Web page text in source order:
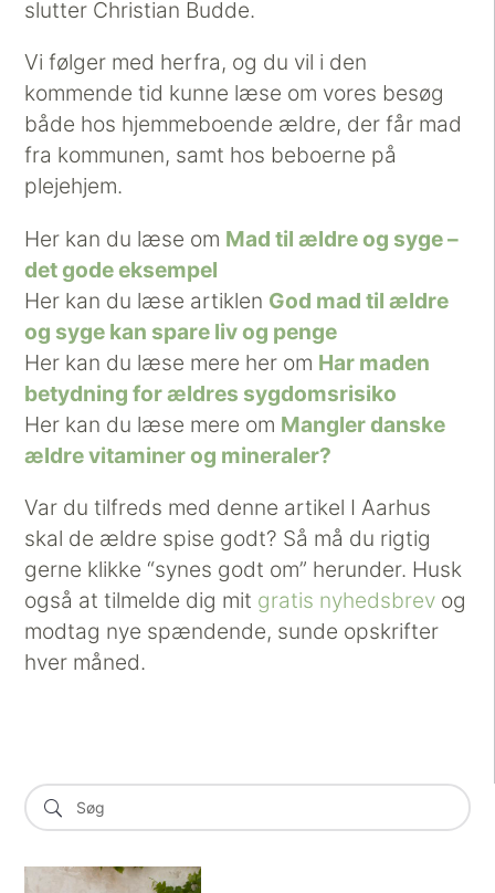
slutter Christian Budde.
Vi følger med herfra, og du vil i den
kommende tid kunne læse om vores besøg
både hos hjemmeboende ældre, der får mad
fra kommunen, samt hos beboerne på
plejehjem.
Her kan du læse om Mad til ældre og syge –
det gode eksempel
Her kan du læse artiklen God mad til ældre
og syge kan spare liv og penge
Her kan du læse mere her om Har maden
betydning for ældres sygdomsrisiko
Her kan du læse mere om Mangler danske
ældre vitaminer og mineraler?
Var du tilfreds med denne artikel I Aarhus
skal de ældre spise godt? Så må du rigtig
gerne klikke “synes godt om” herunder. Husk
også at tilmelde dig mit gratis nyhedsbrev og
modtag nye spændende, sunde opskrifter
hver måned.